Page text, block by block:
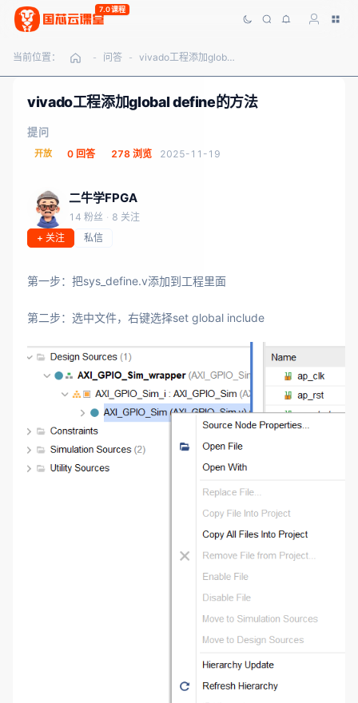
7.0课程
当前位置： - 问答 - vivado工程添加global define的方法
vivado工程添加global define的方法
提问
开放 0 回答 278 浏览 2025-11-19
二牛学FPGA
14 粉丝 · 8 关注
+ 关注
私信
第一步：把sys_define.v添加到工程里面
第二步：选中文件，右键选择set global include